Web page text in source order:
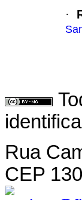
·
Rua
CEP